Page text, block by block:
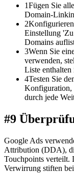
1Fügen Sie
Domain-
2
Einstellung
Domains
3Wenn Sie
verwenden,
Liste enthalten
4Testen Sie
Konfiguration,
durch jede
#9
Google Ads
Attribution (DDA),
Touchpoints verteilt.
Verwirrung stiften